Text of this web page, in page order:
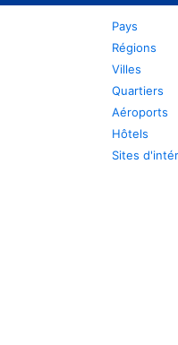
Pays
Régions
Villes
Quartiers
Aéroports
Hôtels
Sites